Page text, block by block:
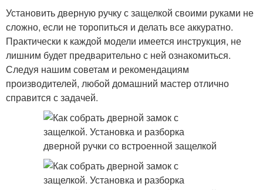
Установить дверную ручку с защелкой своими руками не
сложно, если не торопиться и делать все аккуратно.
Практически к каждой модели имеется инструкция, не
лишним будет предварительно с ней ознакомиться.
Следуя нашим советам и рекомендациям
производителей, любой домашний мастер отлично
справится с задачей.